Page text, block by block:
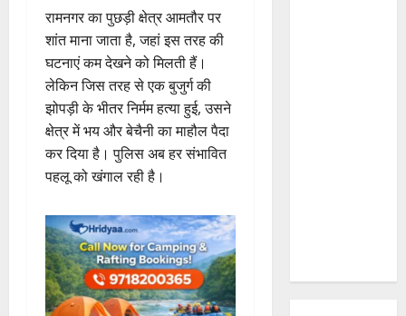
रामनगर का पुछड़ी क्षेत्र आमतौर पर
शांत माना जाता है, जहां इस तरह की
घटनाएं कम देखने को मिलती हैं।
लेकिन जिस तरह से एक बुजुर्ग की
झोपड़ी के भीतर निर्मम हत्या हुई, उसने
क्षेत्र में भय और बेचैनी का माहौल पैदा
कर दिया है। पुलिस अब हर संभावित
पहलू को खंगाल रही है।